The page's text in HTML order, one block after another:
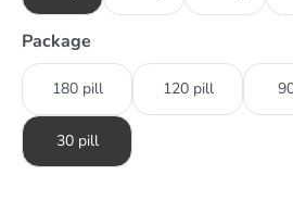
Package
180 pill 120 pill
30 pill